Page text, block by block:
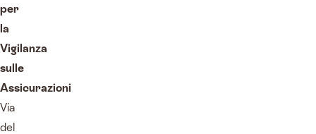
per
la
Vigilanza
sulle
Assicurazioni
Via
del